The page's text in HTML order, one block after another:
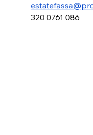
320 0761 086